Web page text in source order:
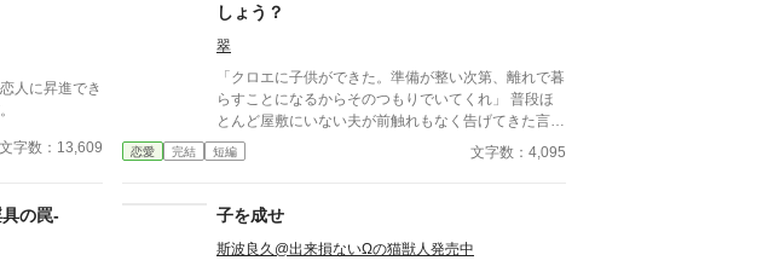
人に昇進でき
文字数：13,609
しょう？
翠
「クロエに子供ができた。準備が整い次第、離れで暮
らすことになるからそのつもりでいてくれ」 普段ほ
とんど屋敷にいない夫が前触れもなく告げてきた言葉
をきっかけに、レティシアは“三年間”の契約を終わら
せることにした。 赤の他人を屋敷に迎えることはし
って、面倒でしょう？」 不誠実な夫も、無意味な結
婚も、 この際すべて切り捨ててしまいましょう。
恋愛 完結 短編 文字数：4,095
の罠- 子を成せ
斯波良久@出来損ないΩの猫獣人発売中